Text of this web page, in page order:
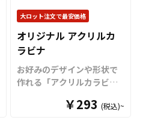
す。オリジナルグッズの制
作やOEMをご検討中の業者
様もお気軽にご相談くださ
い。 ※2枚のアクリルでクリ
ップを挟み込む「海外生産
仕様 アクリルヘアクリッ
プ」についてはこちらのペ
※一般的なメモなどを挟む
グッズに仕上がります。 軽
量で扱いやすい仕様のた
め、壁掛け・卓上ディスプ
レイのどちらにも対応可
能。LEDライトによる発光
演出がデザインの魅力をさ
らに引き立て、SNS映え・動
してもおすすめです。 ライ
大ロット注文で最安価格
オリジナル アクリルカ
ラビナ
お好みのデザインや形状で
作れる「アクリルカラビ
デザインで制作いたしま
￥293 (税込)~